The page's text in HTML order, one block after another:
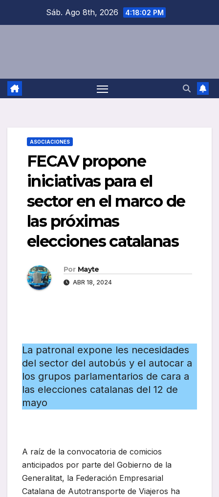
Sáb. Ago 8th, 2026 4:18:02 PM
ASOCIACIONES
FECAV propone
iniciativas para el
sector en el marco de
las próximas
elecciones catalanas
Por Mayte
ABR 18, 2024
La patronal expone les necesidades
del sector del autobús y el autocar a
los grupos parlamentarios de cara a
las elecciones catalanas del 12 de
mayo
A raíz de la convocatoria de comicios
anticipados por parte del Gobierno de la
Generalitat, la Federación Empresarial
Catalana de Autotransporte de Viajeros ha